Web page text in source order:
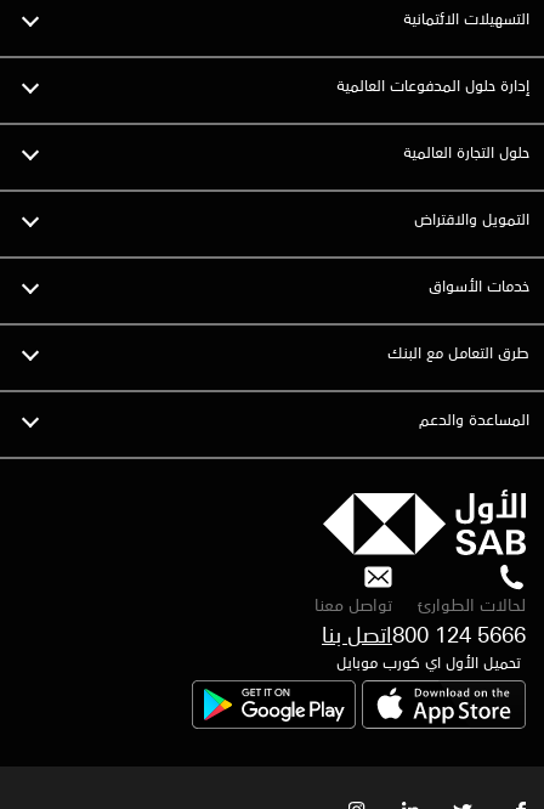
التسهيلات الائتمانية
إدارة حلول المدفوعات العالمية
حلول التجارة العالمية‍
التمويل والاقتراض
خدمات الأسواق
طرق التعامل مع البنك
المساعدة والدعم
لحالات الطوارئ
800 124 5666
تواصل معنا
اتصل بنا
تحميل الأول اي كورب موبايل